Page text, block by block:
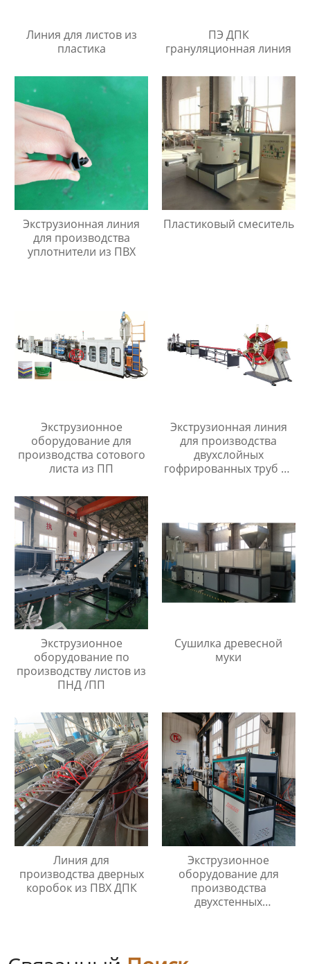
Линия для листов из
пластика
ПЭ ДПК
грануляционная линия
Экструзионная линия
для производства
уплотнители из ПВХ
Пластиковый смеситель
Экструзионное
оборудование для
производства сотового
листа из ПП
Экструзионная линия
для производства
двухслойных
гофрированных труб из
Экструзионное
оборудование по
производству листов из
ПНД /ПП
Сушилка древесной
муки
Линия для
производства дверных
коробок из ПВХ ДПК
Экструзионное
оборудование для
производства
двухстенных